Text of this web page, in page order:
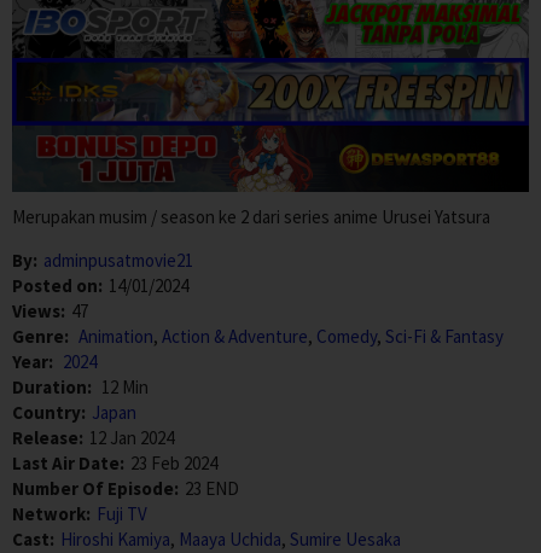
Merupakan musim / season ke 2 dari series anime Urusei Yatsura
By: adminpusatmovie21
Posted on: 14/01/2024
Views: 47
Genre: Animation, Action & Adventure, Comedy, Sci-Fi & Fantasy
Year: 2024
Duration: 12 Min
Country: Japan
Release: 12 Jan 2024
Last Air Date: 23 Feb 2024
Number Of Episode: 23 END
Network: Fuji TV
Cast: Hiroshi Kamiya, Maaya Uchida, Sumire Uesaka